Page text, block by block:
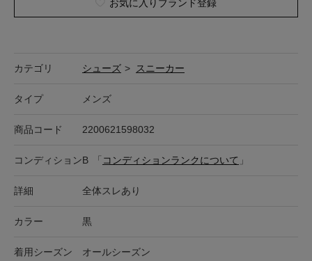
お気に入りブランド登録
カテゴリ シューズ > スニーカー
タイプ メンズ
商品コード 2200621598032
コンディションB 「 コンディションランクについて 」
詳細 全体スレあり
カラー 黒
着用シーズン オールシーズン